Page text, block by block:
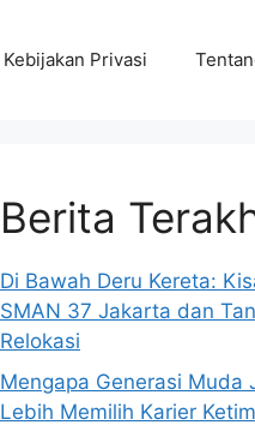
Kebijakan Privasi
Berita
Di Bawah Deru Kereta:
SMAN 37 Jakarta dan
Relokasi
Mengapa Generasi Muda
Lebih Memilih Karier